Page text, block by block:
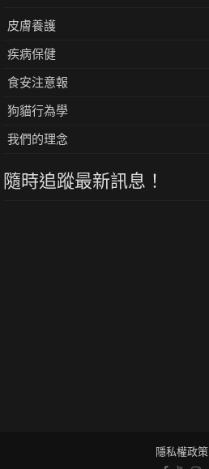
皮膚養護
疾病保健
食安注意報
狗貓行為學
我們的理念
隨時追蹤最新訊息！
隱私權政策